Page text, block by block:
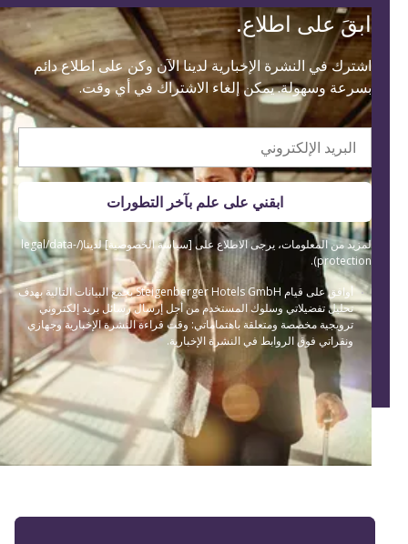
ابقَ على اطلاع.
اشترك في النشرة الإخبارية لدينا الآن وكن على اطلاع دائم
بسرعة وسهولة. يمكن إلغاء الاشتراك في أي وقت.
البريد الإلكتروني
ابقني على علم بآخر التطورات
لمزيد من المعلومات، يرجى الاطلاع على [سياسة الخصوصية] لدينا(/legal/data-
protection).
أوافق على قيام Steigenberger Hotels GmbH بجمع البيانات التالية بهدف
تحليل تفضيلاتي وسلوك المستخدم من أجل إرسال رسائل بريد إلكتروني
ترويجية مخصصة ومتعلقة باهتماماتي: وقت قراءة النشرة الإخبارية وجهازي
ونقراتي فوق الروابط في النشرة الإخبارية.